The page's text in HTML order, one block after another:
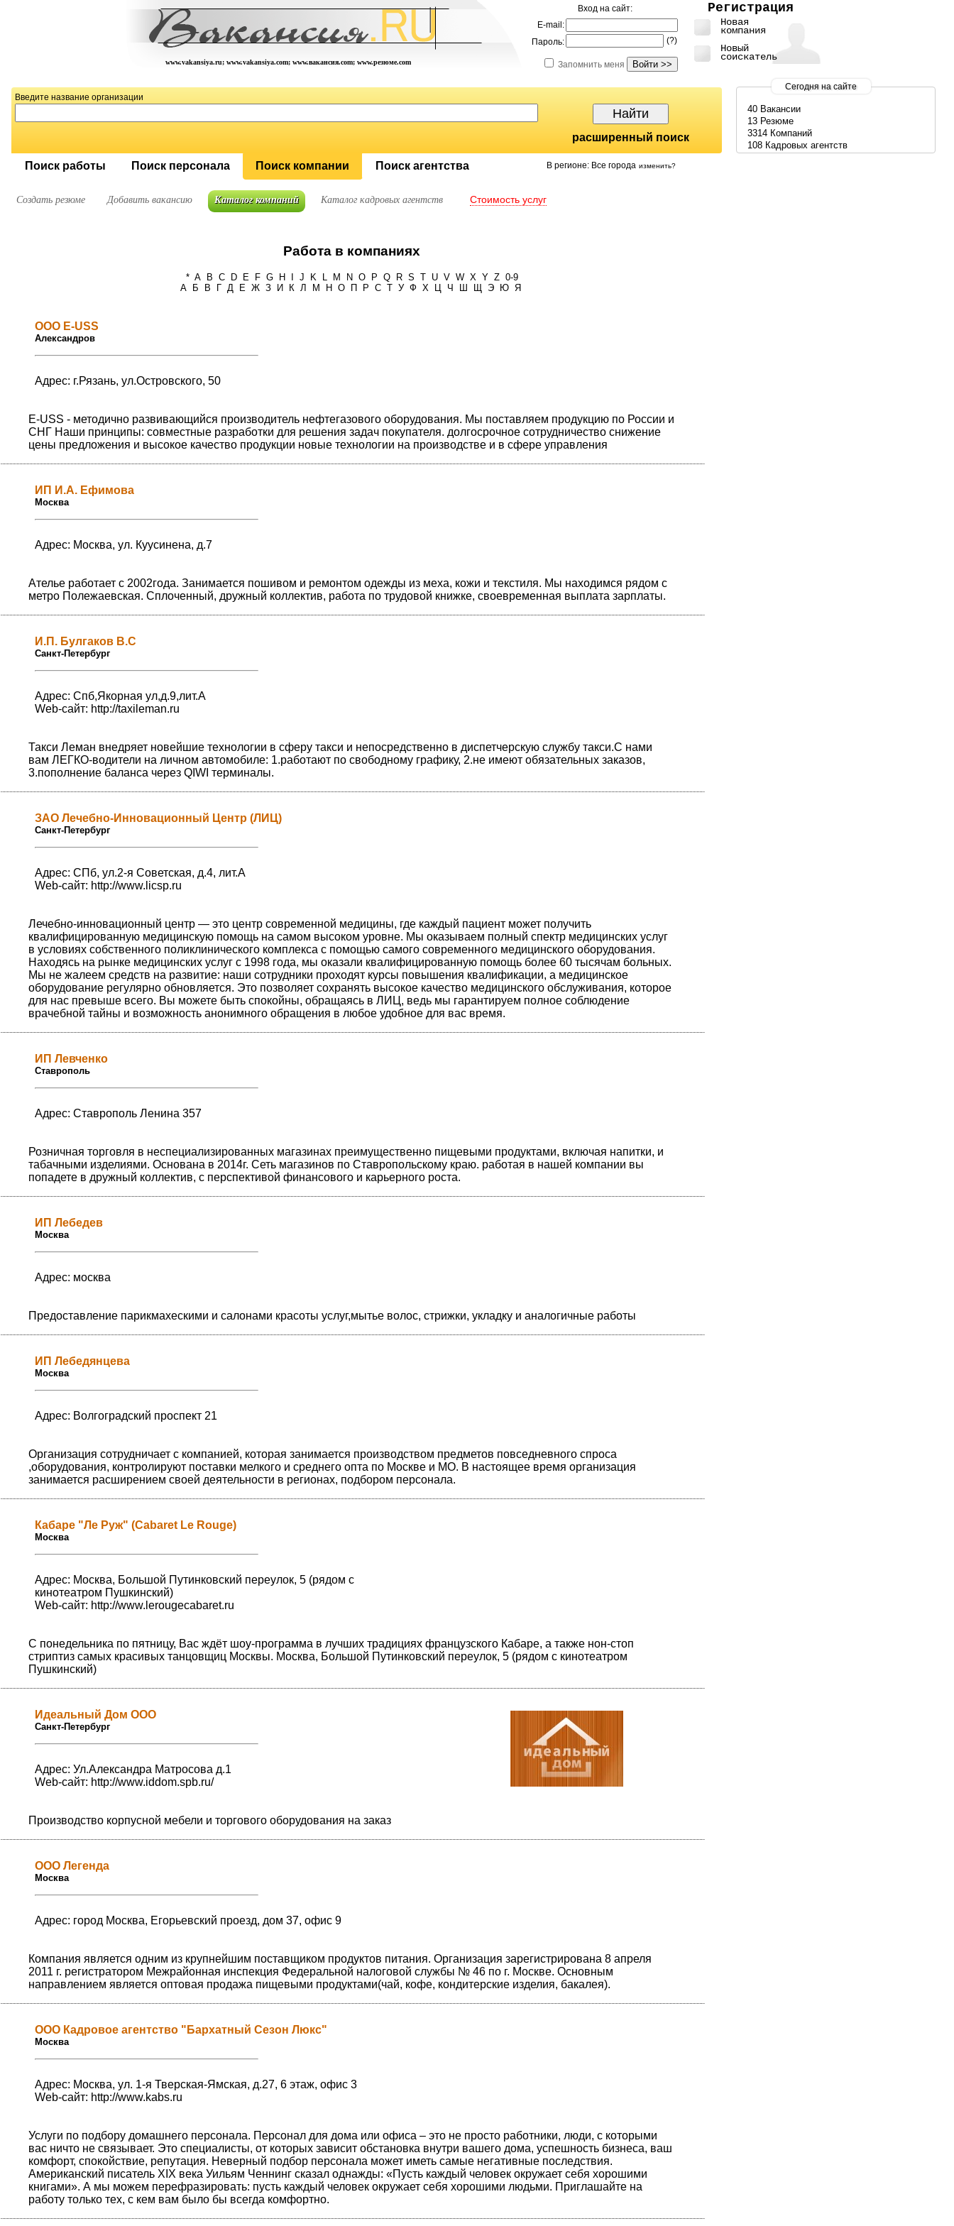
www.vakansiya.ru; www.vakansiya.com; www.вакансия.com; www.резюме.com
Вход на сайт: Регистрация
Новая
компания
Новый
соискатель
E-mail:
Пароль:
(?)
Запомнить меня
Введите название организации
расширенный поиск
Поиск работы Поиск персонала Поиск компании Поиск агентства В регионе: Все города изменить?
Сегодня на сайте
40 Вакансии
13 Резюме
3314 Компаний
108 Кадровых агентств
Создать резюме Добавить вакансию Каталог компаний Каталог кадровых агентств Стоимость услуг
Работа в компаниях
* A B C D E F G H J K L M N O P Q R S T U V W X Y Z 0-9
А
Б В Г Д Е Ж З И К Л М Н О П Р С Т У Ф Х Ц Ч Ш Щ Э Ю Я
ООО E-USS
Александров
Адрес: г.Рязань, ул.Островского, 50
E-USS - методично развивающийся производитель нефтегазового оборудования. Мы поставляем продукцию по России и
СНГ Наши принципы: совместные разработки для решения задач покупателя. долгосрочное сотрудничество снижение
цены предложения и высокое качество продукции новые технологии на производстве и в сфере управления
ИП И.А. Ефимова
Москва
Адрес: Москва, ул. Куусинена, д.7
Ателье работает с 2002года. Занимается пошивом и ремонтом одежды из меха, кожи и текстиля. Мы находимся рядом с
метро Полежаевская. Сплоченный, дружный коллектив, работа по трудовой книжке, своевременная выплата зарплаты.
И.П. Булгаков В.С
Санкт-Петербург
Адрес: Спб,Якорная ул,д.9,лит.А
Web-сайт: http://taxileman.ru
Такси Леман внедряет новейшие технологии в сферу такси и непосредственно в диспетчерскую службу такси.С нами
вам ЛЕГКО-водители на личном автомобиле: 1.работают по свободному графику, 2.не имеют обязательных заказов,
3.пополнение баланса через QIWI терминалы.
ЗАО Лечебно-Инновационный Центр (ЛИЦ)
Санкт-Петербург
Адрес: СПб, ул.2-я Советская, д.4, лит.А
Web-сайт: http://www.licsp.ru
Лечебно-инновационный центр — это центр современной медицины, где каждый пациент может получить
квалифицированную медицинскую помощь на самом высоком уровне. Мы оказываем полный спектр медицинских услуг
в условиях собственного поликлинического комплекса с помощью самого современного медицинского оборудования.
Находясь на рынке медицинских услуг с 1998 года, мы оказали квалифицированную помощь более 60 тысячам больных.
Мы не жалеем средств на развитие: наши сотрудники проходят курсы повышения квалификации, а медицинское
оборудование регулярно обновляется. Это позволяет сохранять высокое качество медицинского обслуживания, которое
для нас превыше всего. Вы можете быть спокойны, обращаясь в ЛИЦ, ведь мы гарантируем полное соблюдение
врачебной тайны и возможность анонимного обращения в любое удобное для вас время.
ИП Левченко
Ставрополь
Адрес: Ставрополь Ленина 357
Розничная торговля в неспециализированных магазинах преимущественно пищевыми продуктами, включая напитки, и
табачными изделиями. Основана в 2014г. Сеть магазинов по Ставропольскому краю. работая в нашей компании вы
попадете в дружный коллектив, с перспективой финансового и карьерного роста.
ИП Лебедев
Москва
Адрес: москва
Предоставление парикмахескими и салонами красоты услуг,мытье волос, стрижки, укладку и аналогичные работы
ИП Лебедянцева
Москва
Адрес: Волгоградский проспект 21
Организация сотрудничает с компанией, которая занимается производством предметов повседневного спроса
,оборудования, контролируют поставки мелкого и среднего опта по Москве и МО. В настоящее время организация
занимается расширением своей деятельности в регионах, подбором персонала.
Кабаре "Ле Руж" (Cabaret Le Rouge)
Москва
Адрес: Москва, Большой Путинковский переулок, 5 (рядом с
кинотеатром Пушкинский)
Web-сайт: http://www.lerougecabaret.ru
С понедельника по пятницу, Вас ждёт шоу-программа в лучших традициях французского Кабаре, а также нон-стоп
стриптиз самых красивых танцовщиц Москвы. Москва, Большой Путинковский переулок, 5 (рядом с кинотеатром
Пушкинский)
Идеальный Дом ООО
Санкт-Петербург
Адрес: Ул.Александра Матросова д.1
Web-сайт: http://www.iddom.spb.ru/
Производство корпусной мебели и торгового оборудования на заказ
ООО Легенда
Москва
Адрес: город Москва, Егорьевский проезд, дом 37, офис 9
Компания является одним из крупнейшим поставщиком продуктов питания. Организация зарегистрирована 8 апреля
2011 г. регистратором Межрайонная инспекция Федеральной налоговой службы № 46 по г. Москве. Основным
направлением является оптовая продажа пищевыми продуктами(чай, кофе, кондитерские изделия, бакалея).
ООО Кадровое агентство "Бархатный Сезон Люкс"
Москва
Адрес: Москва, ул. 1-я Тверская-Ямская, д.27, 6 этаж, офис 3
Web-сайт: http://www.kabs.ru
Услуги по подбору домашнего персонала. Персонал для дома или офиса – это не просто работники, люди, с которыми
вас ничто не связывает. Это специалисты, от которых зависит обстановка внутри вашего дома, успешность бизнеса, ваш
комфорт, спокойствие, репутация. Неверный подбор персонала может иметь самые негативные последствия.
Американский писатель XIX века Уильям Ченнинг сказал однажды: «Пусть каждый человек окружает себя хорошими
книгами». А мы можем перефразировать: пусть каждый человек окружает себя хорошими людьми. Приглашайте на
работу только тех, с кем вам было бы всегда комфортно.